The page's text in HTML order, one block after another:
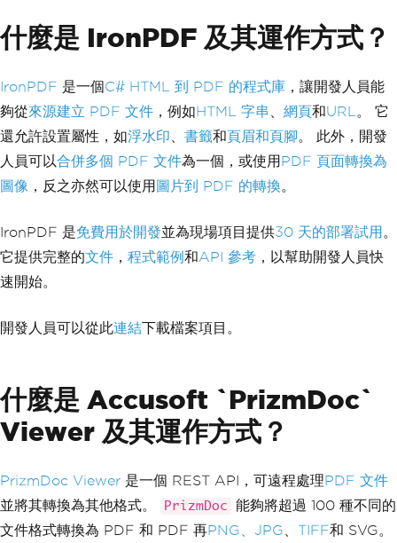
什麼是 IronPDF 及其運作方式？
IronPDF 是一個C# HTML 到 PDF 的程式庫 ，讓開發人員能
夠從來源建立 PDF 文件 ，例如HTML 字串 網頁和URL 。 它
還允許設置屬性，如浮水印 書籤和頁眉和頁腳。 此外，開發
人員可以合併多個 PDF 文件為一個，或使用 PDF 頁面轉換為
圖像 ，反之亦然可以使用 圖片到 PDF 的轉換。
IronPDF 是免費用於開發並為現場項目提供30 天的部署試用 。
它提供完整的文件 ， 程式範例和API 參考 ，以幫助開發人員快
速開始。
開發人員可以從此連結下載檔案項目。
什麼是 Accusoft `PrizmDoc`
Viewer 及其運作方式？
PrizmDoc Viewer 是一個 REST API，可遠程處理PDF 文件
並將其轉換為其他格式。
PrizmDoc
能夠將超過 100 種不同的
文件格式轉換為 PDF 和 PDF 再PNG、JPG TIFF和 SVG。